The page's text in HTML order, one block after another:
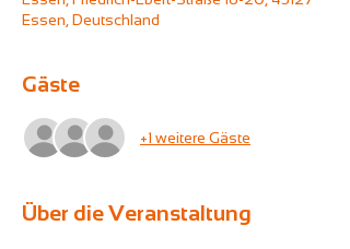
Essen, Deutschland
Gäste
+1 weitere Gäste
Über die Veranstaltung